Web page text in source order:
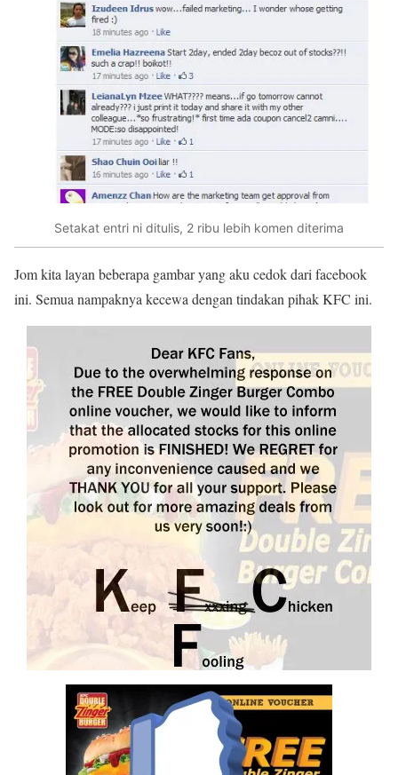
Setakat entri ni ditulis, 2 ribu lebih komen diterima
Jom kita layan beberapa gambar yang aku cedok dari facebook
ini. Semua nampaknya kecewa dengan tindakan pihak KFC ini.